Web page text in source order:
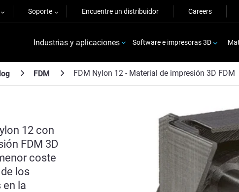
Soporte Encuentre un distribuidor Careers
Industrias y aplicaciones Software e impresoras 3D
FDM FDM Nylon 12 - Material de impresión 3D FDM
12 con
FDM 3D
coste
los
la